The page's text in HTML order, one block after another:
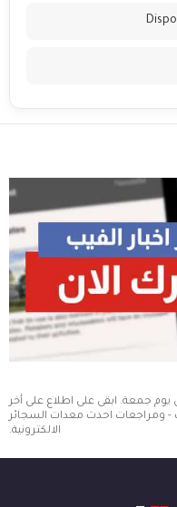
يوم جمعة. ابقى على اطلاع على أخر
- ومراجعات احدث معدات السجائر
الالكترونية.